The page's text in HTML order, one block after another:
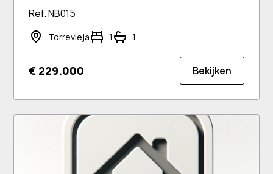
Ref. NB015
Torrevieja 1 1
€ 229.000 Bekijken